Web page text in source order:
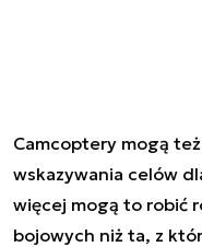
Camcoptery mogą
wskazywania celów
więcej mogą to robić
bojowych niż ta, z